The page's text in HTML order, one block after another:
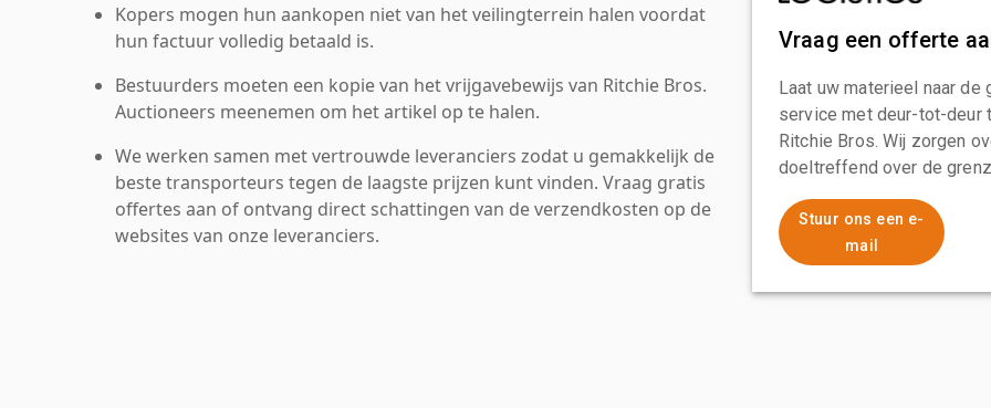
Kopers mogen hun aankopen niet van het veilingterrein halen voordat
hun factuur volledig betaald is.
Bestuurders moeten een kopie van het vrijgavebewijs van Ritchie Bros.
Auctioneers meenemen om het artikel op te halen.
We werken samen met vertrouwde leveranciers zodat u gemakkelijk de
beste transporteurs tegen de laagste prijzen kunt vinden. Vraag gratis
offertes aan of ontvang direct schattingen van de verzendkosten op de
websites van onze leveranciers.
Vraag een offerte
Laat uw materieel naar
service met deur-tot-deur
Ritchie Bros. Wij zorgen
doeltreffend over de
Stuur ons een e-
mail